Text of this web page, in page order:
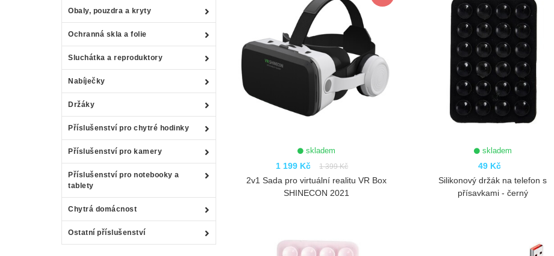
Obaly, pouzdra a kryty
Ochranná skla a folie
Sluchátka a reproduktory
Nabíječky
Držáky
Příslušenství pro chytré hodinky
Příslušenství pro kamery
Příslušenství pro notebooky a
tablety
Chytrá domácnost
Ostatní příslušenství
skladem
1 199 Kč 1 399 Kč
2v1 Sada pro virtuální realitu VR Box
SHINECON 2021
skladem
49 Kč
Silikonový držák na telefon s
přísavkami - černý